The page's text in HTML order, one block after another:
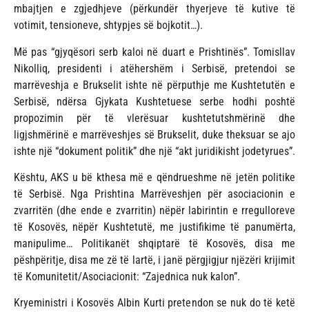
mbajtjen e zgjedhjeve (përkundër thyerjeve të kutive të
votimit, tensioneve, shtypjes së bojkotit…).
Më pas “gjyqësori serb kaloi në duart e Prishtinës”. Tomisllav
Nikolliq, presidenti i atëhershëm i Serbisë, pretendoi se
marrëveshja e Brukselit ishte në përputhje me Kushtetutën e
Serbisë, ndërsa Gjykata Kushtetuese serbe hodhi poshtë
propozimin për të vlerësuar kushtetutshmërinë dhe
ligjshmërinë e marrëveshjes së Brukselit, duke theksuar se ajo
ishte një “dokument politik” dhe një “akt juridikisht jodetyrues”.
Kështu, AKS u bë kthesa më e qëndrueshme në jetën politike
të Serbisë. Nga Prishtina Marrëveshjen për asociacionin e
zvarritën (dhe ende e zvarritin) nëpër labirintin e rregulloreve
të Kosovës, nëpër Kushtetutë, me justifikime të panumërta,
manipulime… Politikanët shqiptarë të Kosovës, disa me
pëshpëritje, disa me zë të lartë, i janë përgjigjur njëzëri krijimit
të Komunitetit/Asociacionit: “Zajednica nuk kalon”.
Kryeministri i Kosovës Albin Kurti pretendon se nuk do të ketë